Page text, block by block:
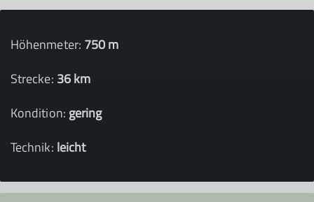
Höhenmeter: 750 m
Strecke: 36 km
Kondition: gering
Technik: leicht